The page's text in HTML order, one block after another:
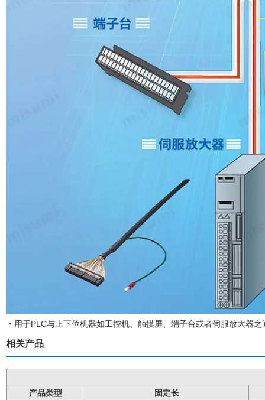
・用于PLC与上下位机器如工控机、触摸屏、端子台或者伺服放大器之
相关产品
产品类型 固定长